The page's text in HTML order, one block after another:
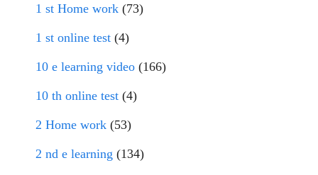
1 st Home work (73)
1 st online test (4)
10 e learning video (166)
10 th online test (4)
2 Home work (53)
2 nd e learning (134)